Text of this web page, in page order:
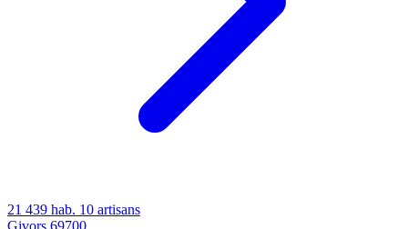
21 439 hab. 10 artisans
Givors 69700